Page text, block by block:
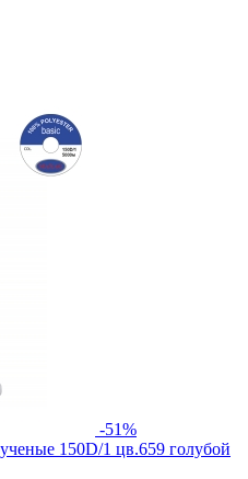
-51%
150D/1 цв.659 голубой